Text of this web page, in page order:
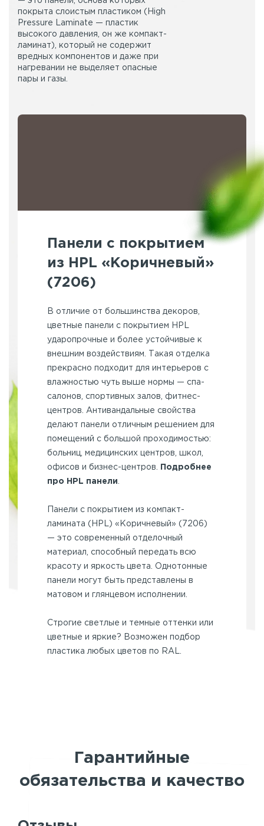
покрыта слоистым пластиком (High
Pressure Laminate — пластик
высокого давления, он же компакт-
ламинат), который не содержит
вредных компонентов и даже при
нагревании не выделяет опасные
пары и газы.
Панели с покрытием
из HPL «Коричневый»
(7206)
В отличие от большинства декоров,
цветные панели с покрытием HPL
ударопрочные и более устойчивые к
внешним воздействиям. Такая отделка
прекрасно подходит для интерьеров с
влажностью чуть выше нормы — спа-
салонов, спортивных залов, фитнес-
центров. Антивандальные свойства
делают панели отличным решением для
помещений с большой проходимостью:
больниц, медицинских центров, школ,
офисов и бизнес-центров.
Подробнее
про HPL панели
Панели с покрытием из компакт-
ламината (HPL) «Коричневый» (7206)
— это современный отделочный
материал, способный передать всю
красоту и яркость цвета. Однотонные
панели могут быть представлены в
матовом и глянцевом исполнении.
Строгие светлые и темные оттенки или
цветные и яркие? Возможен подбор
пластика любых цветов по RAL.
Гарантийные
обязательства и качество